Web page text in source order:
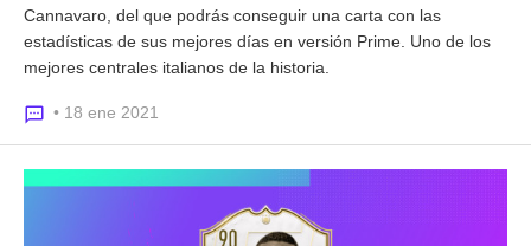
Cannavaro, del que podrás conseguir una carta con las
estadísticas de sus mejores días en versión Prime. Uno de los
mejores centrales italianos de la historia.
• 18 ene 2021